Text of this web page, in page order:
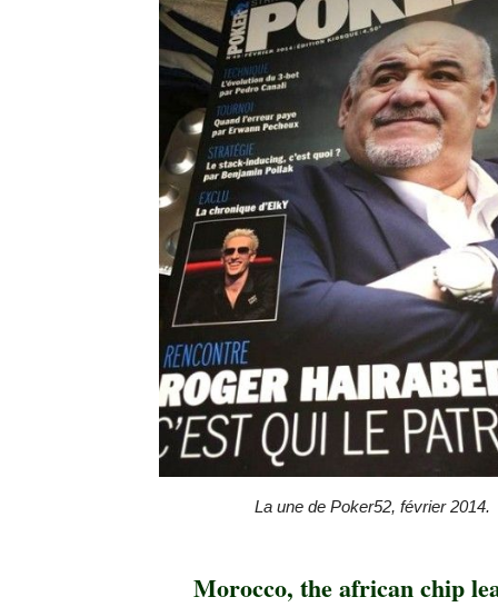
La une de Poker52, février 2014.
Morocco, the african chip